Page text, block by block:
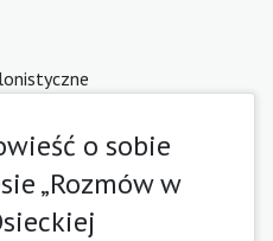
o sobie
„Rozmów w